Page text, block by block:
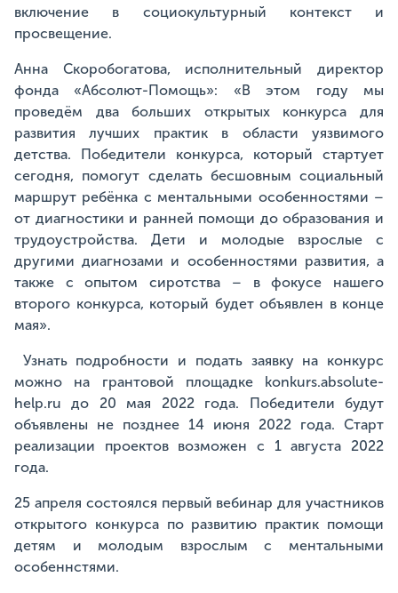
включение в социокультурный контекст и
просвещение.
Анна Скоробогатова, исполнительный директор
фонда «Абсолют-Помощь»: «В этом году мы
проведём два больших открытых конкурса для
развития лучших практик в области уязвимого
детства. Победители конкурса, который стартует
сегодня, помогут сделать бесшовным социальный
маршрут ребёнка с ментальными особенностями –
от диагностики и ранней помощи до образования и
трудоустройства. Дети и молодые взрослые с
другими диагнозами и особенностями развития, а
также с опытом сиротства – в фокусе нашего
второго конкурса, который будет объявлен в конце
мая».
Узнать подробности и подать заявку на конкурс
можно на грантовой площадке konkurs.absolute-
help.ru до 20 мая 2022 года. Победители будут
объявлены не позднее 14 июня 2022 года. Старт
реализации проектов возможен с 1 августа 2022
года.
25 апреля состоялся первый вебинар для участников
открытого конкурса по развитию практик помощи
детям и молодым взрослым с ментальными
особеннстями.